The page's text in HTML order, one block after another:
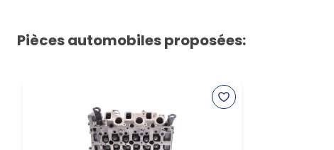
Pièces automobiles proposées: